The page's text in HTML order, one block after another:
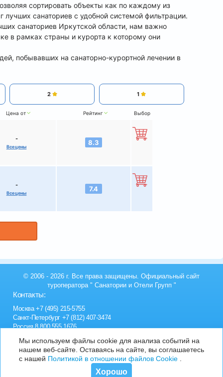
сортировать объекты как по каждому из
санаториев с удобной системой фильтрации.
санаториев Иркутской области, нам важно
в рамках страны и курорта к которому они
побывавших на санаторно-курортной лечении в
2 1
Цена от Рейтинг Выбор
-
Все цены
8.3
-
Все цены
7.4
© 2006 - 2026 г. Все права защищены. Официальный сайт
туроператора " Санатории и Отели Групп "
Контакты:
Москва+7 (495) 215-5755
Санкт-Петербург +7 (812) 407-3474
Россия8 800 555 1676
Мы используем файлы cookie для анализа событий на
нашем веб-сайте. Оставаясь на сайте, вы соглашаетесь
с нашей Политикой в отношении файлов Cookie.
Хорошо